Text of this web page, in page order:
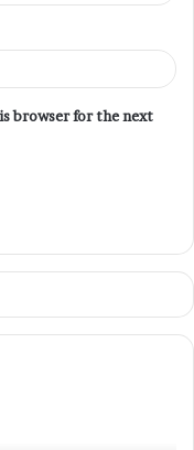
browser for the next